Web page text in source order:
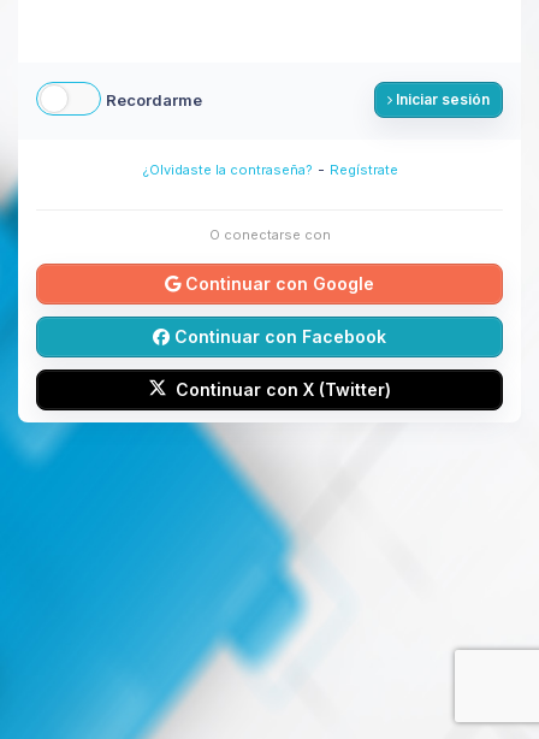
Recordarme Iniciar sesión
¿Olvidaste la contraseña? - Regístrate
O conectarse con
Continuar con Google
Continuar con Facebook
Continuar con X (Twitter)